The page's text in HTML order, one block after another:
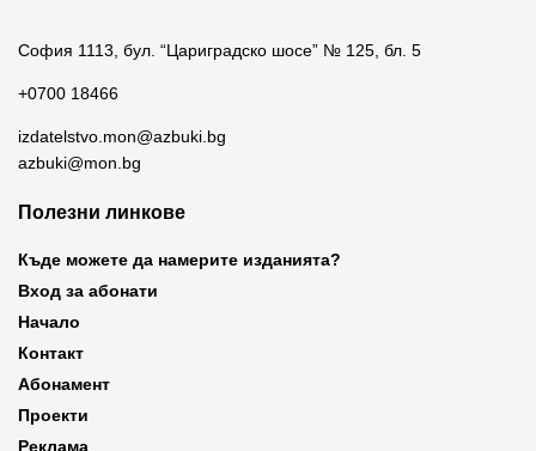
София 1113, бул. “Цариградско шосе” № 125, бл. 5
+0700 18466
izdatelstvo.mon@azbuki.bg
azbuki@mon.bg
Полезни линкове
Къде можете да намерите изданията?
Вход за абонати
Начало
Контакт
Абонамент
Проекти
Реклама